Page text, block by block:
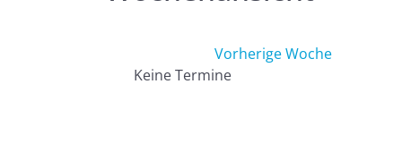
Vorherige Woche
Keine Termine